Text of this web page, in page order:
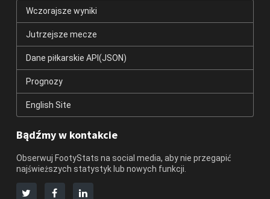
Wczorajsze wyniki
Jutrzejsze mecze
Dane piłkarskie API(JSON)
Prognozy
English Site
Bądźmy w kontakcie
Obserwuj FootyStats na social media, aby nie przegapić
najświeższych statystyk lub nowych funkcji.